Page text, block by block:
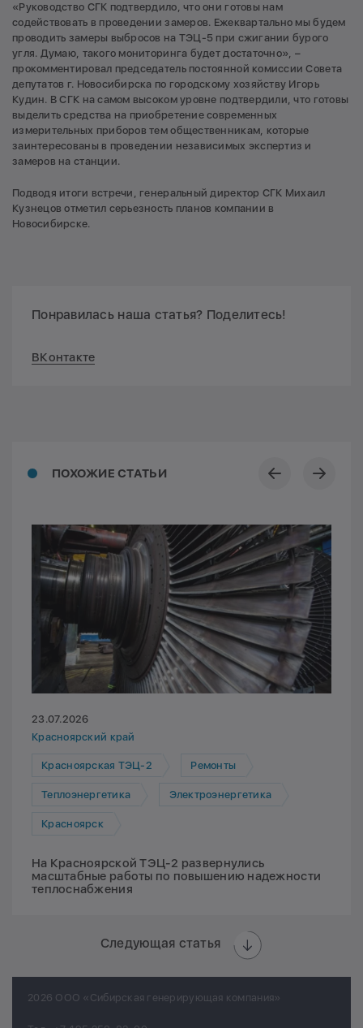
«Руководство СГК подтвердило, что они готовы нам
содействовать в проведении замеров. Ежеквартально мы будем
проводить замеры выбросов на ТЭЦ-5 при сжигании бурого
угля. Думаю, такого мониторинга будет достаточно», –
прокомментировал председатель постоянной комиссии Совета
депутатов г. Новосибирска по городскому хозяйству Игорь
Кудин. В СГК на самом высоком уровне подтвердили, что готовы
выделить средства на приобретение современных
измерительных приборов тем общественникам, которые
заинтересованы в проведении независимых экспертиз и
замеров на станции.
Подводя итоги встречи, генеральный директор СГК Михаил
Кузнецов отметил серьезность планов компании в
Новосибирске.
Понравилась наша статья? Поделитесь!
ВКонтакте
ПОХОЖИЕ СТАТЬИ
23.07.2026
Красноярский край
Красноярская ТЭЦ-2 Ремонты
Теплоэнергетика Электроэнергетика
Красноярск
На Красноярской ТЭЦ-2 развернулись
масштабные работы по повышению надежности
теплоснабжения
Следующая статья
2026 ООО «Сибирская генерирующая компания»